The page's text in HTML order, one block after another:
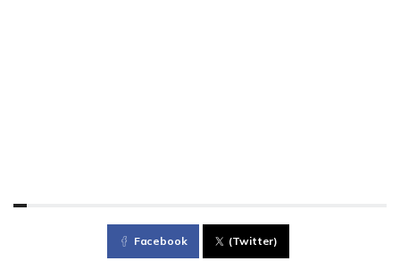
Facebook (Twitter)